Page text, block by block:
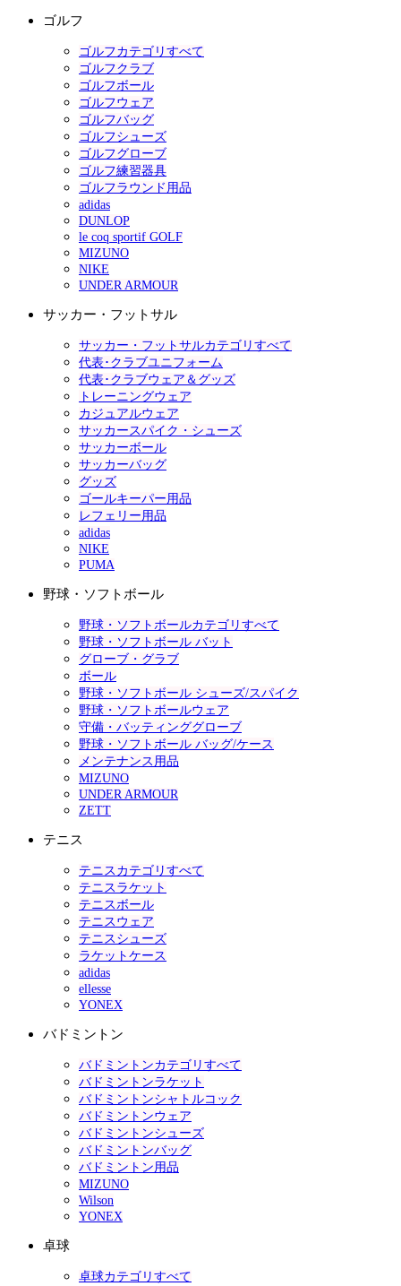
ゴルフ
ゴルフカテゴリすべて
ゴルフクラブ
ゴルフボール
ゴルフウェア
ゴルフバッグ
ゴルフシューズ
ゴルフグローブ
ゴルフ練習器具
ゴルフラウンド用品
adidas
DUNLOP
le coq sportif GOLF
MIZUNO
NIKE
UNDER ARMOUR
サッカー・フットサル
サッカー・フットサルカテゴリすべて
代表･クラブユニフォーム
代表･クラブウェア＆グッズ
トレーニングウェア
カジュアルウェア
サッカースパイク・シューズ
サッカーボール
サッカーバッグ
グッズ
ゴールキーパー用品
レフェリー用品
adidas
NIKE
PUMA
野球・ソフトボール
野球・ソフトボールカテゴリすべて
野球・ソフトボール バット
グローブ・グラブ
ボール
野球・ソフトボール シューズ/スパイク
野球・ソフトボールウェア
守備・バッティンググローブ
野球・ソフトボール バッグ/ケース
メンテナンス用品
MIZUNO
UNDER ARMOUR
ZETT
テニス
テニスカテゴリすべて
テニスラケット
テニスボール
テニスウェア
テニスシューズ
ラケットケース
adidas
ellesse
YONEX
バドミントン
バドミントンカテゴリすべて
バドミントンラケット
バドミントンシャトルコック
バドミントンウェア
バドミントンシューズ
バドミントンバッグ
バドミントン用品
MIZUNO
Wilson
YONEX
卓球
卓球カテゴリすべて